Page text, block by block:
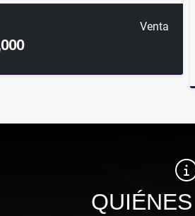
Venta